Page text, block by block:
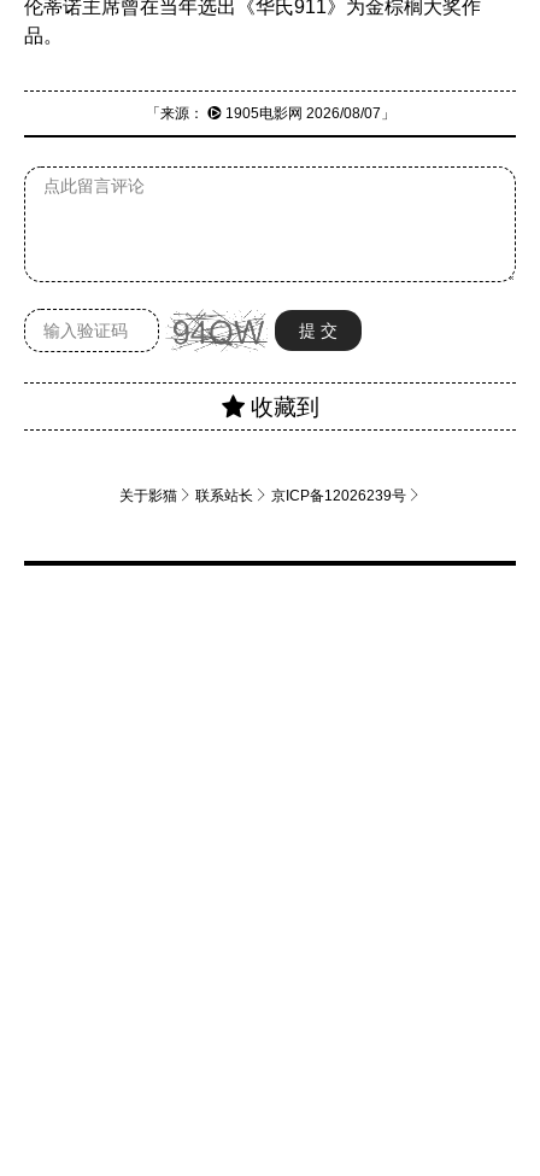
伦蒂诺主席曾在当年选出
《华氏911》 为金棕榈大奖作
品。
「来源： 1905电影网 2026/08/07」
关于影猫 联系站长 京ICP备12026239号